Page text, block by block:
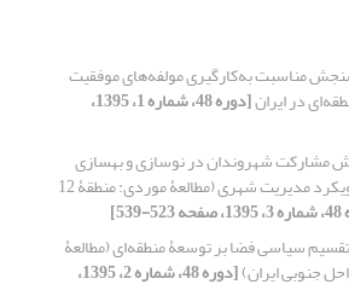
مناسبت به‌کارگیری مولفه‌های موفقیت
در ایران [دوره 48، شماره 1، 1395،
مشارکت شهروندان در نوسازی و بهسازی
بافت‌های فرسوده با رویکرد مدیریت شهری (مطالعۀ موردی: منطقۀ 12
تقسیم سیاسی فضا بر توسعۀ منطقه‌ای (مطالعۀ
جنوبی ایران) [دوره 48، شماره 2، 1395،